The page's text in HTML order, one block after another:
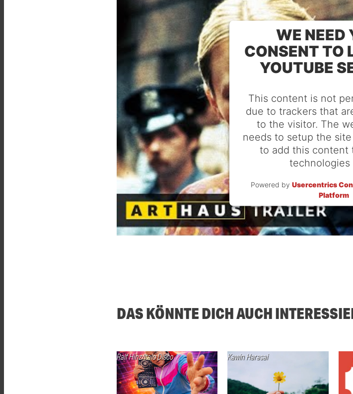
WE NEED
CONSENT TO
YOUTUBE
This content is not
due to trackers that
to the visitor. The
needs to setup the
to add this content
technologies
Powered by Usercentrics
Platform
DAS KÖNNTE DICH AUCH
Ralf Hinz/Italo Disco Kawin Harasai